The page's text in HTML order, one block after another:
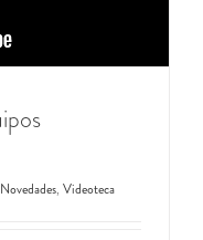
Novedades, Videoteca